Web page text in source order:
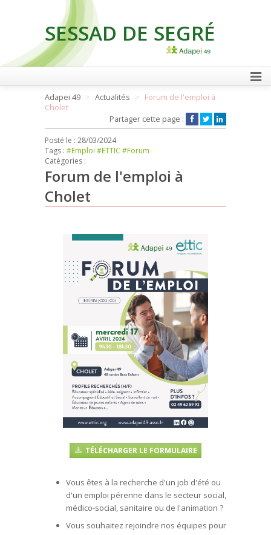
SESSAD DE SEGRÉ
FAIRE UN DON
Adapei 49 Actualités
Forum de l'emploi à
Cholet
Partager cette page :
Posté le : 28/03/2024
Tags : #Emploi #ETTIC #Forum
Catégories :
Forum de l'emploi à
Cholet
TÉLÉCHARGER LE FORMULAIRE
Vous êtes à la recherche d'un job d'été ou
d'un emploi pérenne dans le secteur social,
médico-social, sanitaire ou de l'animation ?
Vous souhaitez rejoindre nos équipes pour